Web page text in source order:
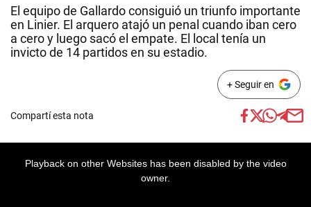
El equipo de Gallardo consiguió un triunfo importante
en Linier. El arquero atajó un penal cuando iban cero
a cero y luego sacó el empate. El local tenía un
invicto de 14 partidos en su estadio.
+ Seguir en
Compartí esta nota
Playback on other Websites has been disabled by the video
owner.